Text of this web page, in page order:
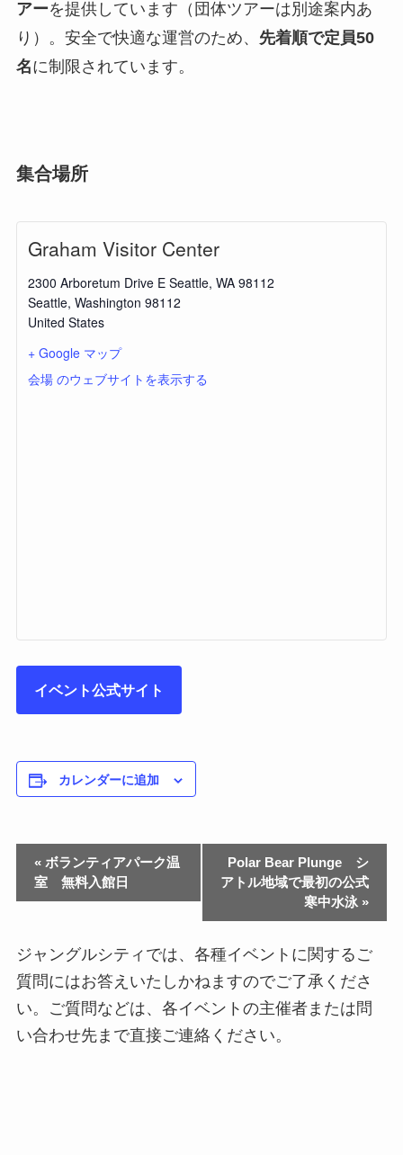
アーを提供しています（団体ツアーは別途案内あ
り）。安全で快適な運営のため、 先着順で定員50
名に制限されています。
集合場所
Graham Visitor Center
2300 Arboretum Drive E Seattle, WA 98112
Seattle, Washington 98112
United States
+ Google マップ
会場 のウェブサイトを表示する
イベント公式サイト
カレンダーに追加
«ボランティアパーク温
室 無料入館日
Polar Bear Plunge シ
アトル地域で最初の公式
寒中水泳 »
ジャングルシティでは、各種イベントに関するご
質問にはお答えいたしかねますのでご了承くださ
い。ご質問などは、各イベントの主催者または問
い合わせ先まで直接ご連絡ください。